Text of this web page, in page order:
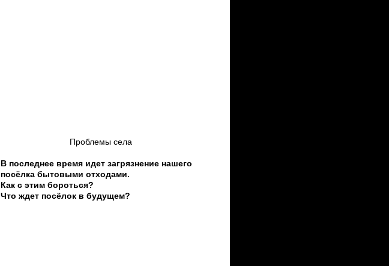
Проблемы села
В последнее время идет загрязнение нашего
посёлка бытовыми отходами.
Как с этим бороться?
Что ждет посёлок в будущем?